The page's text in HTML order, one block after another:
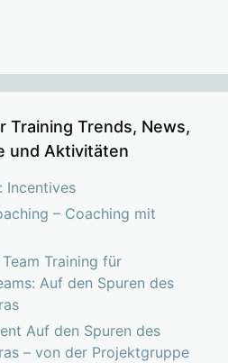
Training Trends, News,
und Aktivitäten
Incentives
– Coaching mit
Training für
Auf den Spuren des
Auf den Spuren des
– von der Projektgruppe